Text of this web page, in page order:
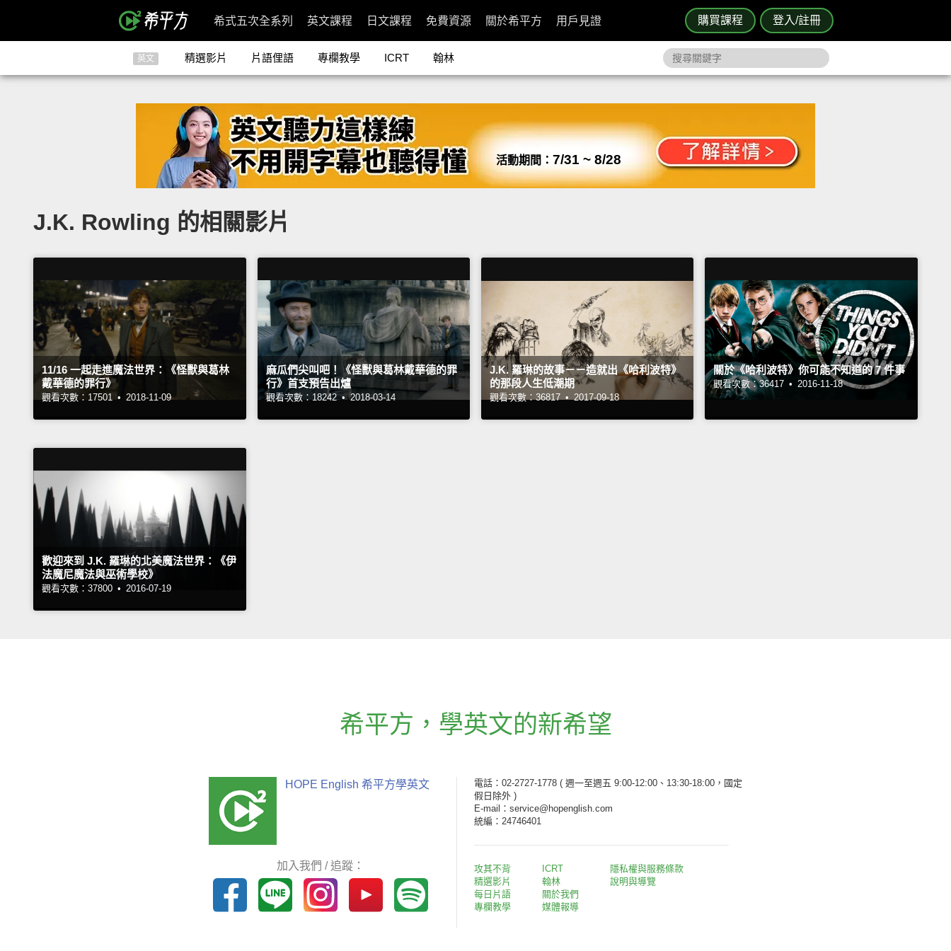
購買課程 登入/註冊
希式五次全系列 英文課程 日文課程 免費資源 關於希平方 用戶見證
英文 精選影片 片語俚語 專欄教學 ICRT 翰林
活動期間： 7/31 ~ 8/28
J.K. Rowling 的相關影片
11/16 一起走進魔法世界：《怪獸與葛林
戴華德的罪行》
觀看次數：17501 • 2018-11-09
麻瓜們尖叫吧！《怪獸與葛林戴華德的罪
行》首支預告出爐
觀看次數：18242 • 2018-03-14
J.K. 羅琳的故事－－造就出《哈利波特》
的那段人生低潮期
觀看次數：36817 • 2017-09-18
關於《哈利波特》你可能不知道的 7 件事
觀看次數：36417 • 2016-11-18
歡迎來到 J.K. 羅琳的北美魔法世界：《伊
法魔尼魔法與巫術學校》
觀看次數：37800 • 2016-07-19
希平方 ， 學英文的新希望
HOPE English 希平方學英文
加入我們 / 追蹤：
電話：02-2727-1778 ( 週一至週五 9:00-12:00、13:30-18:00，國定
假日除外 )
E-mail：service@hopenglish.com
統編：24746401
攻其不背
精選影片
每日片語
專欄教學
ICRT
翰林
關於我們
媒體報導
隱私權與服務條款
說明與導覽